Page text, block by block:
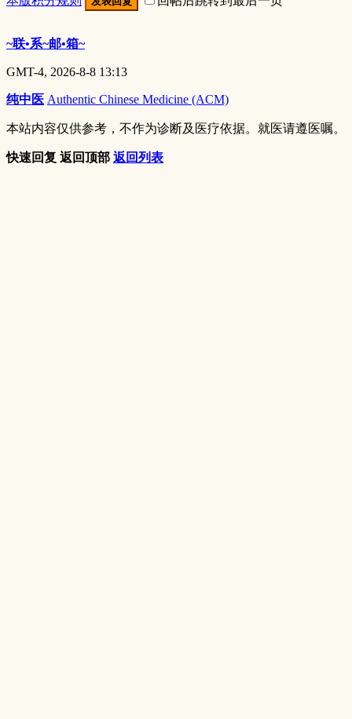
~联•系~邮•箱~
GMT-4, 2026-8-8 13:13
纯中医 Authentic Chinese Medicine (ACM)
本站内容仅供参考，不作为诊断及医疗依据。就医请遵医嘱。
快速回复 返回顶部 返回列表